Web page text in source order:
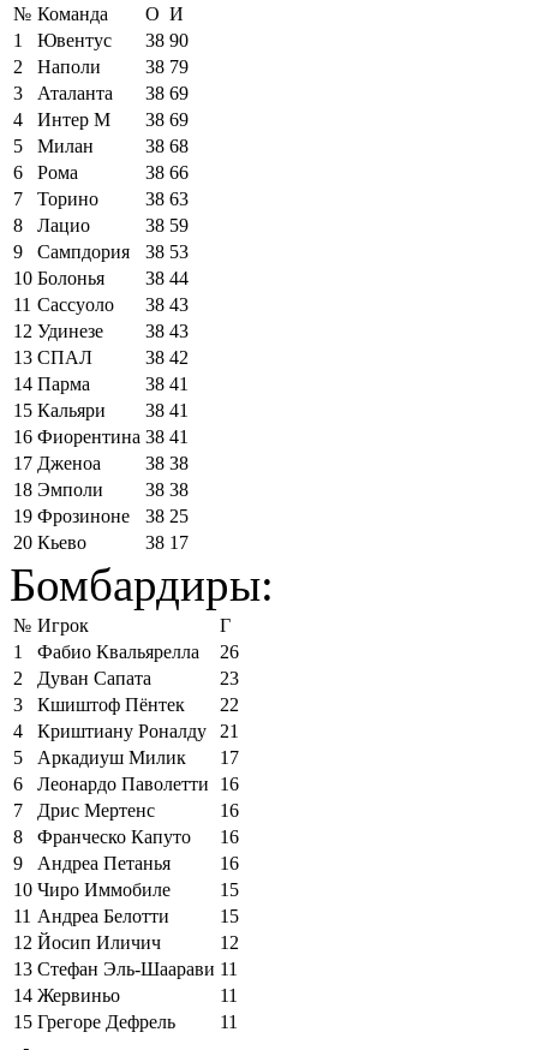
№ Команда О И
1
Ювентус 38 90
2
Наполи 38 79
3
Аталанта 38 69
4
Интер М 38 69
5
Милан 38 68
6
Рома 38 66
7
Торино 38 63
8
Лацио 38 59
9
Сампдория 38 53
10 Болонья 38 44
11 Сассуоло 38 43
12 Удинезе 38 43
13 СПАЛ 38 42
14 Парма 38 41
15 Кальяри 38 41
16 Фиорентина 38 41
17 Дженоа 38 38
18 Эмполи 38 38
19 Фрозиноне 38 25
20 Кьево 38 17
Бомбардиры:
№ Игрок
Г
1
Фабио Квальярелла
26
2
Дуван Сапата
23
3
Кшиштоф Пёнтек
22
4
Криштиану Роналду
21
5
Аркадиуш Милик
17
6
Леонардо Паволетти
16
7
Дрис Мертенс
16
8
Франческо Капуто
16
9
Андреа Петанья
16
10 Чиро Иммобиле
15
11 Андреа Белотти
15
12 Йосип Иличич
12
13 Стефан Эль-Шаарави 11
14 Жервиньо
11
15 Грегоре Дефрель 11